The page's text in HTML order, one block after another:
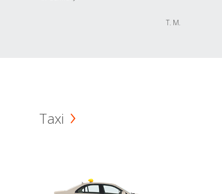
T. M.
Taxi